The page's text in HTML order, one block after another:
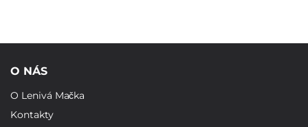
O NÁS
O Lenivá Mačka
Kontakty